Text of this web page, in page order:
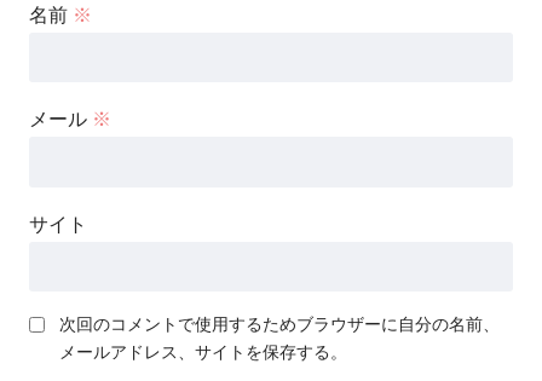
名前 ※
メール ※
サイト
次回のコメントで使用するためブラウザーに自分の名前、
メールアドレス、サイトを保存する。